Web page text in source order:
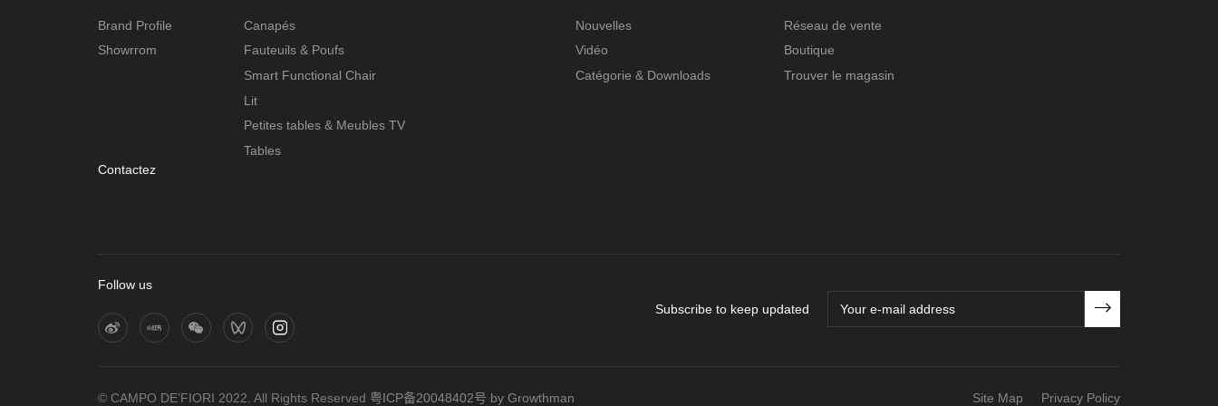
Brand Profile
Showrrom
Canapés
Fauteuils & Poufs
Smart Functional Chair
Lit
Petites tables & Meubles TV
Tables
Nouvelles
Vidéo
Catégorie & Downloads
Réseau de vente
Boutique
Trouver le magasin
Contactez
Follow us
Subscribe to keep updated
© CAMPO DE’FIORI 2022. All Rights Reserved 粤ICP备20048402号 by Growthman Site Map Privacy Policy